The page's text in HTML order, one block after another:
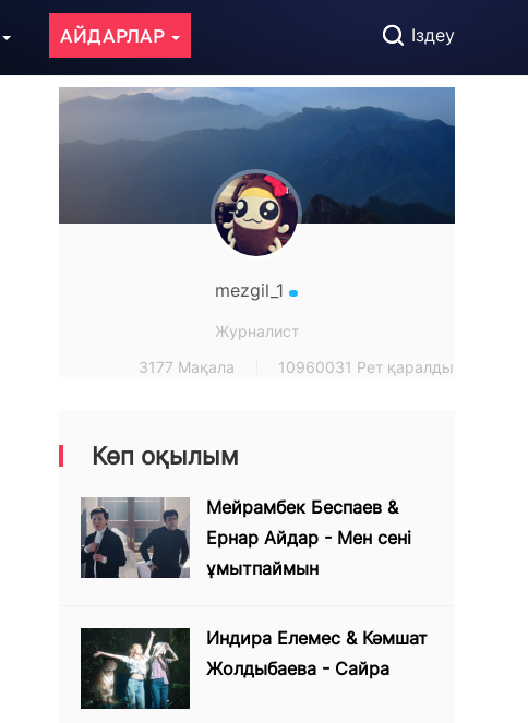
АЙДАРЛАР Іздеу
mezgil_1
Журналист
3177 Мақала
10960031 Рет қаралды
Көп оқылым
Мейрамбек Беспаев &
Ернар Айдар - Мен сені
ұмытпаймын
Индира Елемес & Кәмшат
Жолдыбаева - Сайра